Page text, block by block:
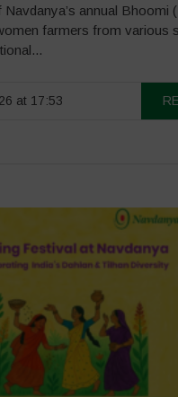
annual Bhoomi
farmers from various
at 17:53